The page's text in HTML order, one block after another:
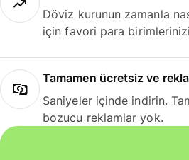
Döviz kurunun zamanla
için favori para
Tamamen ücretsiz ve
Saniyeler içinde indirin.
bozucu reklamlar yok.